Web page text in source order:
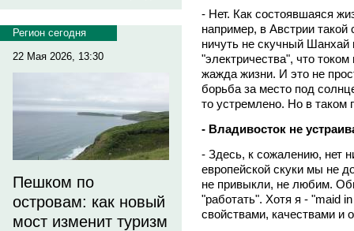
Регион сегодня
22 Мая 2026, 13:30
Пешком по
островам: как новый
мост изменит туризм
- Нет. Как состоявшаяся
например, в Австрии такой
ничуть не скучный Шанхай
"электричества", что
жажда жизни. И это не
борьба за место под
то устремлено. Но в
- Владивосток не
- Здесь, к сожалению, нет
европейской скуки мы не
не привыкли, не любим.
"работать". Хотя я - "maid
свойствами, качествами и